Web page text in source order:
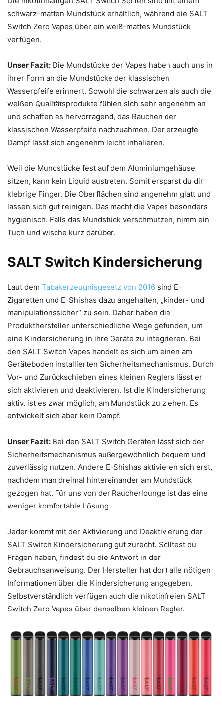
schwarz-matten Mundstück erhältlich, während die SALT
Switch Zero Vapes über ein weiß-mattes Mundstück
verfügen.
Unser Fazit: Die Mundstücke der Vapes haben auch uns in
ihrer Form an die Mundstücke der klassischen
Wasserpfeife erinnert. Sowohl die schwarzen als auch die
weißen Qualitätsprodukte fühlen sich sehr angenehm an
und schaffen es hervorragend, das Rauchen der
klassischen Wasserpfeife nachzuahmen. Der erzeugte
Dampf lässt sich angenehm leicht inhalieren.
Weil die Mundstücke fest auf dem Aluminiumgehäuse
sitzen, kann kein Liquid austreten. Somit ersparst du dir
klebrige Finger. Die Oberflächen sind angenehm glatt und
lassen sich gut reinigen. Das macht die Vapes besonders
hygienisch. Falls das Mundstück verschmutzen, nimm ein
Tuch und wische kurz darüber.
SALT Switch Kindersicherung
Laut dem Tabakerzeugnisgesetz von 2016 sind E-
Zigaretten und E-Shishas dazu angehalten, „kinder- und
manipulationssicher“ zu sein. Daher haben die
Produkthersteller unterschiedliche Wege gefunden, um
eine Kindersicherung in ihre Geräte zu integrieren. Bei
den SALT Switch Vapes handelt es sich um einen am
Geräteboden installierten Sicherheitsmechanismus. Durch
Vor- und Zurückschieben eines kleinen Reglers lässt er
sich aktivieren und deaktivieren. Ist die Kindersicherung
aktiv, ist es zwar möglich, am Mundstück zu ziehen. Es
entwickelt sich aber kein Dampf.
Unser Fazit: Bei den SALT Switch Geräten lässt sich der
Sicherheitsmechanismus außergewöhnlich bequem und
zuverlässig nutzen. Andere E-Shishas aktivieren sich erst,
nachdem man dreimal hintereinander am Mundstück
gezogen hat. Für uns von der Raucherlounge ist das eine
weniger komfortable Lösung.
Jeder kommt mit der Aktivierung und Deaktivierung der
SALT Switch Kindersicherung gut zurecht. Solltest du
Fragen haben, findest du die Antwort in der
Gebrauchsanweisung. Der Hersteller hat dort alle nötigen
Informationen über die Kindersicherung angegeben.
Selbstverständlich verfügen auch die nikotinfreien SALT
Switch Zero Vapes über denselben kleinen Regler.